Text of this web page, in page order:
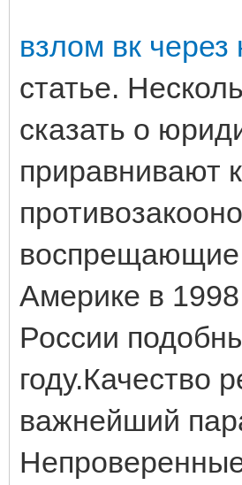
взлом вк через
статье.
сказать о
приравнивают
воспрещающие
Америке в 1998
России
году.Качество
важнейший